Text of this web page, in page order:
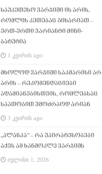
საუკეთესო ვარჯიში ის არის,
რომლის კეთებაც გიხარიათ –
ერთ-ერთი ვარიანტი მინი-
ბატუტია
1 კვირის ago
მხოლოდ ვარჯიში საკმარისი არ
არის – რეკომენდაციები
ადამიანებისთვის, რომლებსაც
საათობით უმოძრაოდ არიან
3 კვირის ago
„პლანკა“ – რა უპირატესობები
აქვს ამ ხანმოკლე ვარჯიშს
ივლისი 1, 2026